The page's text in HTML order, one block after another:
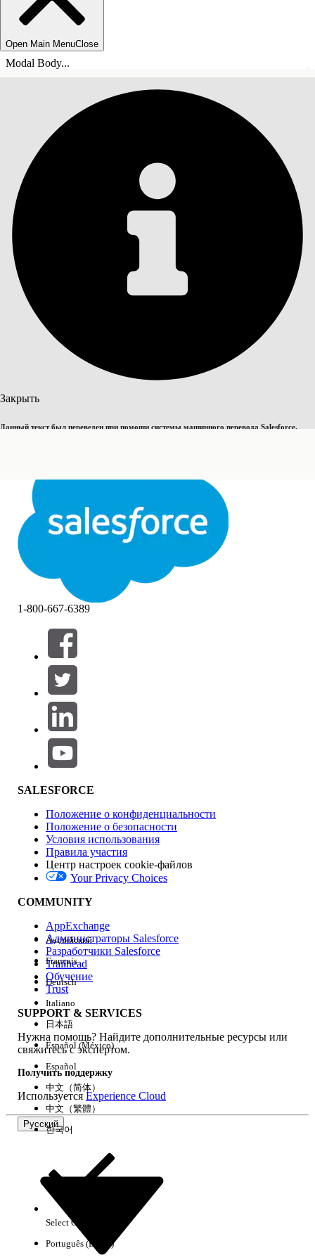
Open Main MenuClose
Modal Body...
Закрыть
Данный текст был переведен при помощи системы машинного перевода Salesforce.
Закрыть
СОДЕРЖАНИЕ
Фильтры (0)
ВЫБРАТЬ ФИЛЬТРЫ
Область продуктов
Влияние на функции
Версия
Возможности
Очистить все Готово
Результаты отсутствуют
1-800-667-6389
SALESFORCE
Положение о конфиденциальности
Положение о безопасности
Условия использования
Правила участия
Центр настроек cookie-файлов
Your Privacy Choices
COMMUNITY
AppExchange
Администраторы Salesforce
Разработчики Salesforce
Trailhead
Обучение
Trust
SUPPORT & SERVICES
Нужна помощь? Найдите дополнительные ресурсы или
свяжитесь с экспертом.
Получить поддержку
ИспользуетсяExperience Cloud
Русский
Английский
Français
Deutsch
Italiano
日本語
Español (México)
Español
中文（简体）
中文（繁體）
한국어
Select Org
Português (Brasil)